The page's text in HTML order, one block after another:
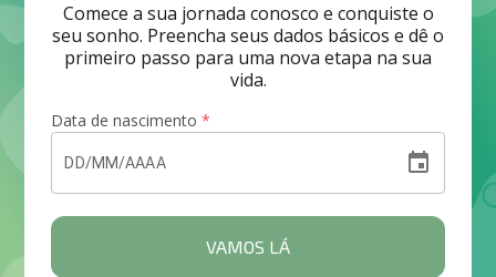
Comece a sua jornada conosco e conquiste o
seu sonho. Preencha seus dados básicos e dê o
primeiro passo para uma nova etapa na sua
vida.
Data de nascimento *
event
VAMOS LÁ